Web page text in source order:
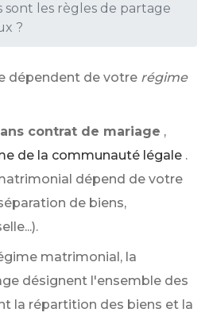
sont les règles de partage
?
dépendent de votre régime
contrat de mariage ,
de la communauté légale .
dépend de votre
de biens,
matrimonial, la
désignent l'ensemble des
la répartition des biens et la